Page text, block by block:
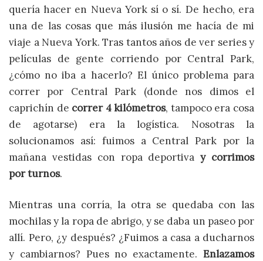
quería hacer en Nueva York sí o sí. De hecho, era
una de las cosas que más ilusión me hacía de mi
viaje a Nueva York. Tras tantos años de ver series y
películas de gente corriendo por Central Park,
¿cómo no iba a hacerlo? El único problema para
correr por Central Park (donde nos dimos el
caprichín de correr 4 kilómetros, tampoco era cosa
de agotarse) era la logística. Nosotras la
solucionamos así: fuimos a Central Park por la
mañana vestidas con ropa deportivay corrimos
por turnos.
Mientras una corría, la otra se quedaba con las
mochilas y la ropa de abrigo, y se daba un paseo por
allí. Pero, ¿y después? ¿Fuimos a casa a ducharnos
y cambiarnos? Pues no exactamente. Enlazamos